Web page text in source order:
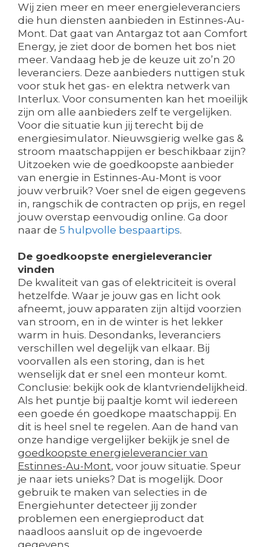
Wij zien meer en meer energieleveranciers
die hun diensten aanbieden in Estinnes-Au-
Mont. Dat gaat van Antargaz tot aan Comfort
Energy, je ziet door de bomen het bos niet
meer. Vandaag heb je de keuze uit zo’n 20
leveranciers. Deze aanbieders nuttigen stuk
voor stuk het gas- en elektra netwerk van
Interlux. Voor consumenten kan het moeilijk
zijn om alle aanbieders zelf te vergelijken.
Voor die situatie kun jij terecht bij de
energiesimulator. Nieuwsgierig welke gas &
stroom maatschappijen er beschikbaar zijn?
Uitzoeken wie de goedkoopste aanbieder
van energie in Estinnes-Au-Mont is voor
jouw verbruik? Voer snel de eigen gegevens
in, rangschik de contracten op prijs, en regel
jouw overstap eenvoudig online. Ga door
naar de 5 hulpvolle bespaartips.
De goedkoopste energieleverancier
vinden
De kwaliteit van gas of elektriciteit is overal
hetzelfde. Waar je jouw gas en licht ook
afneemt, jouw apparaten zijn altijd voorzien
van stroom, en in de winter is het lekker
warm in huis. Desondanks, leveranciers
verschillen wel degelijk van elkaar. Bij
voorvallen als een storing, dan is het
wenselijk dat er snel een monteur komt.
Conclusie: bekijk ook de klantvriendelijkheid.
Als het puntje bij paaltje komt wil iedereen
een goede én goedkope maatschappij. En
dit is heel snel te regelen. Aan de hand van
onze handige vergelijker bekijk je snel de
goedkoopste energieleverancier van
Estinnes-Au-Mont, voor jouw situatie. Speur
je naar iets unieks? Dat is mogelijk. Door
gebruik te maken van selecties in de
Energiehunter detecteer jij zonder
problemen een energieproduct dat
naadloos aansluit op de ingevoerde
gegevens.